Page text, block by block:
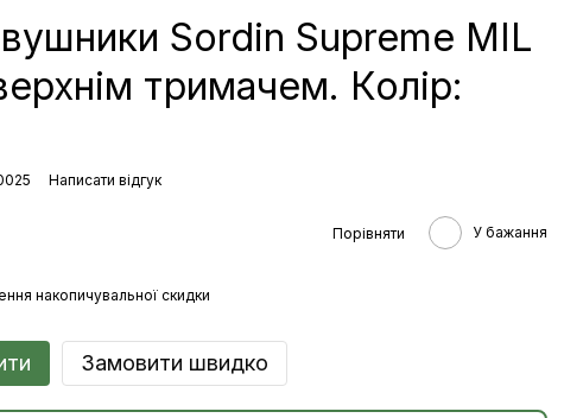
Sordin Supreme MIL
тримачем. Колір:
Написати відгук
Порівняти У бажання
накопичувальної скидки
Замовити швидко